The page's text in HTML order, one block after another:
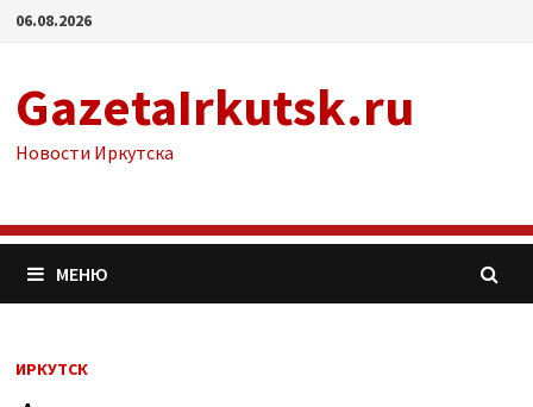
Перейти
06.08.2026
GazetaIrkutsk.ru
Новости Иркутска
МЕНЮ
ИРКУТСК